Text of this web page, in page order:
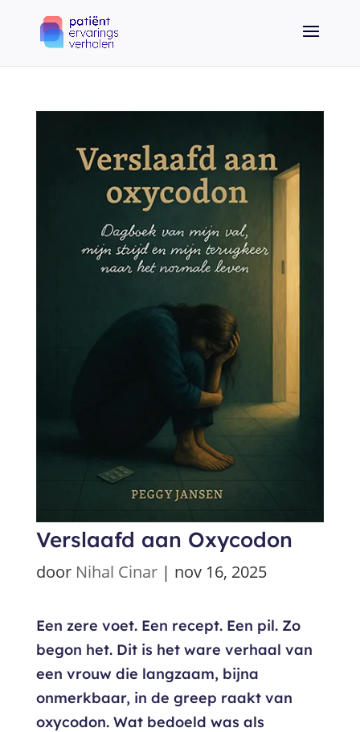
Verslaafd aan Oxycodon
door Nihal Cinar| nov 16, 2025
Een zere voet. Een recept. Een pil. Zo
begon het. Dit is het ware verhaal van
een vrouw die langzaam, bijna
onmerkbaar, in de greep raakt van
oxycodon. Wat bedoeld was als